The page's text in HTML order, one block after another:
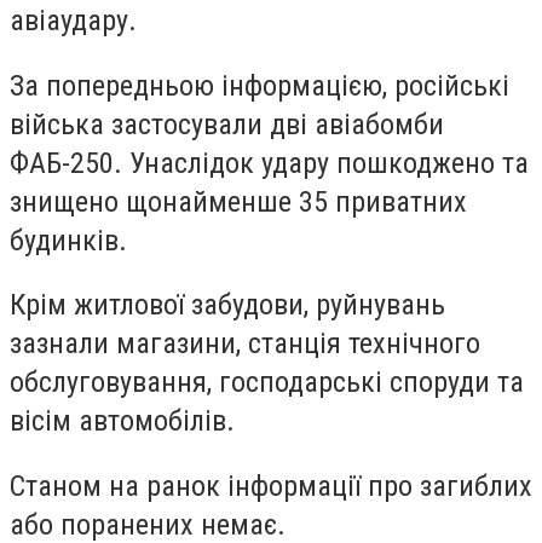
авіаудару.
За попередньою інформацією, російські
війська застосували дві авіабомби
ФАБ-250. Унаслідок удару пошкоджено та
знищено щонайменше 35 приватних
будинків.
Крім житлової забудови, руйнувань
зазнали магазини, станція технічного
обслуговування, господарські споруди та
вісім автомобілів.
Станом на ранок інформації про загиблих
або поранених немає.